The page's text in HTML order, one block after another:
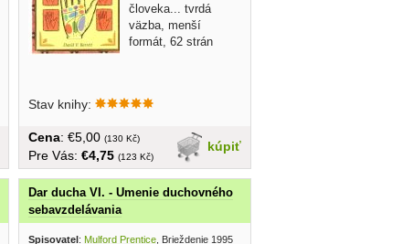
človeka... tvrdá
väzba, menší
formát, 62 strán
Stav knihy:
kúpiť
Cena: €5,00 (130 Kč)
Pre Vás: €4,75 (123 Kč)
Dar ducha VI. - Umenie duchovného
sebavzdelávania
Spisovatel: Mulford Prentice , Brieždenie 1995